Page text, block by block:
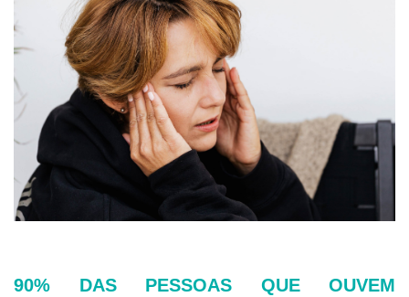
90% DAS PESSOAS QUE OUVEM